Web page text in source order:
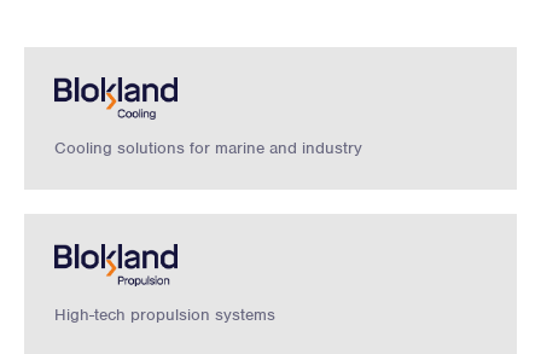
Cooling solutions for marine and industry
High-tech propulsion systems